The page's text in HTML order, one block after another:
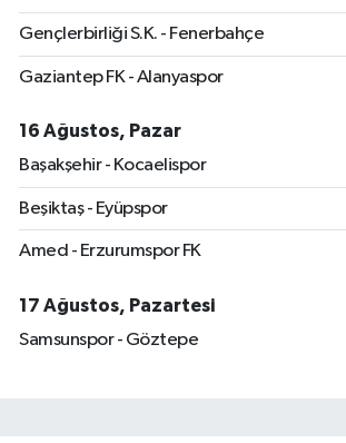
Gençlerbirliği S.K. - Fenerbahçe
Gaziantep FK - Alanyaspor
16 Ağustos, Pazar
Başakşehir - Kocaelispor
Beşiktaş - Eyüpspor
Amed - Erzurumspor FK
17 Ağustos, Pazartesi
Samsunspor - Göztepe